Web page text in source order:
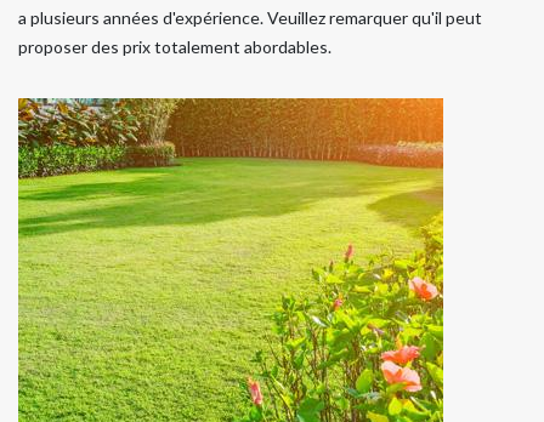
a plusieurs années d'expérience. Veuillez remarquer qu'il peut
proposer des prix totalement abordables.